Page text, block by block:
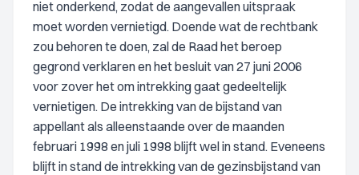
niet onderkend, zodat de aangevallen uitspraak
moet worden vernietigd. Doende wat de rechtbank
zou behoren te doen, zal de Raad het beroep
gegrond verklaren en het besluit van 27 juni 2006
voor zover het om intrekking gaat gedeeltelijk
vernietigen. De intrekking van de bijstand van
appellant als alleenstaande over de maanden
februari 1998 en juli 1998 blijft wel in stand. Eveneens
blijft in stand de intrekking van de gezinsbijstand van